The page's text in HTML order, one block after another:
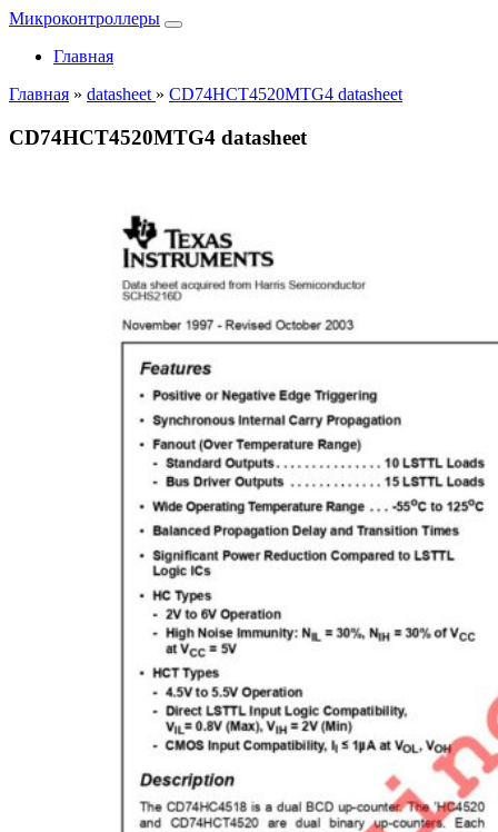
Микроконтроллеры
Главная
Главная » datasheet » CD74HCT4520MTG4 datasheet
CD74HCT4520MTG4 datasheet